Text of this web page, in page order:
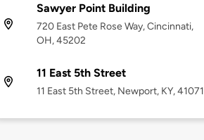
Sawyer Point Building
720 East Pete Rose Way, Cincinnati,
OH, 45202
11 East 5th Street
11 East 5th Street, Newport, KY, 41071